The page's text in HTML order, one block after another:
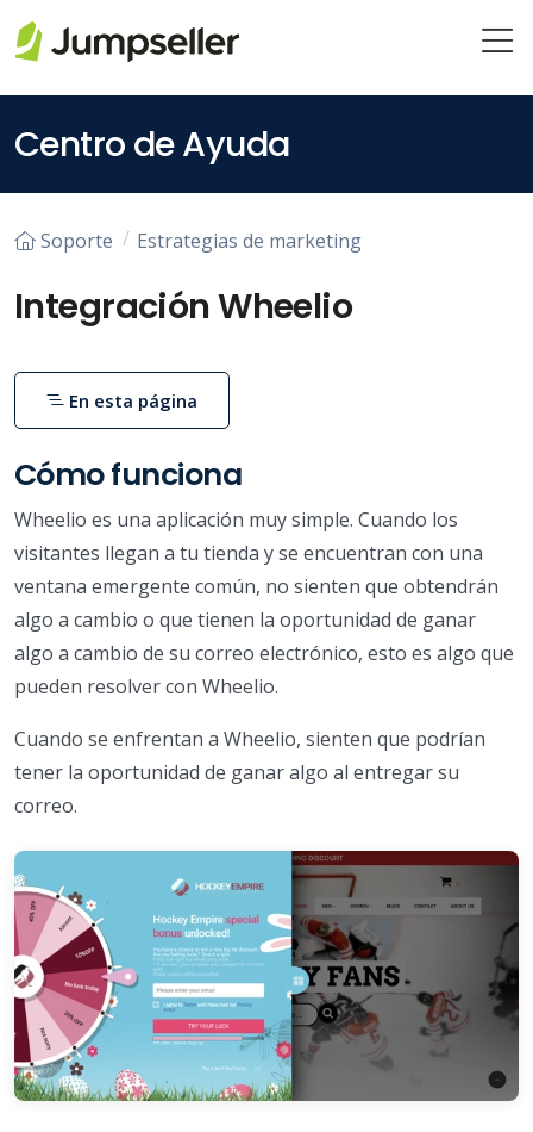
Centro de Ayuda
Soporte Estrategias de marketing
Integración Wheelio
Cómo funciona
Wheelio es una aplicación muy simple. Cuando los
visitantes llegan a tu tienda y se encuentran con una
ventana emergente común, no sienten que obtendrán
algo a cambio o que tienen la oportunidad de ganar
algo a cambio de su correo electrónico, esto es algo que
pueden resolver con Wheelio.
Cuando se enfrentan a Wheelio, sienten que podrían
tener la oportunidad de ganar algo al entregar su
correo.
En esta página